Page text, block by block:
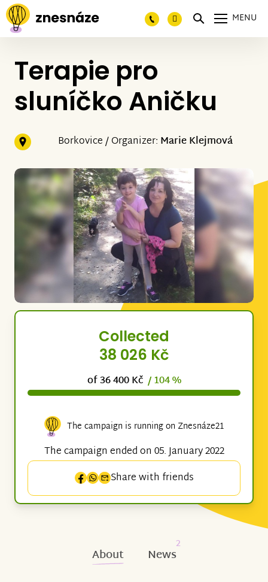
MENU
Terapie pro
sluníčko Aničku
Borkovice / Organizer: Marie Klejmová
Collected
38 026 Kč
of 36 400 Kč / 104 %
The campaign is running on Znesnáze21
The campaign ended on 05. January 2022
Share with friends
About News
2